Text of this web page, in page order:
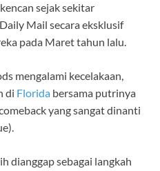
sejak sekitar
Mail secara eksklusif
pada Maret tahun lalu.
mengalami kecelakaan,
di Florida bersama putrinya
yang sangat dinanti
dianggap sebagai langkah